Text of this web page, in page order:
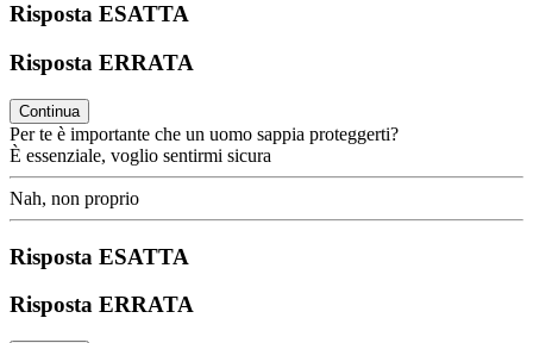
Risposta ESATTA
Risposta ERRATA
Continua
Per te è importante che un uomo sappia proteggerti?
È essenziale, voglio sentirmi sicura
Nah, non proprio
Risposta ESATTA
Risposta ERRATA